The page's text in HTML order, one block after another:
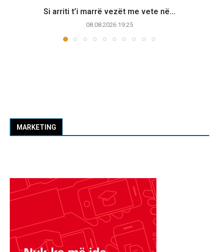
Si arriti t’i marrë vezët me vete në...
08.08.2026 19:25
MARKETING